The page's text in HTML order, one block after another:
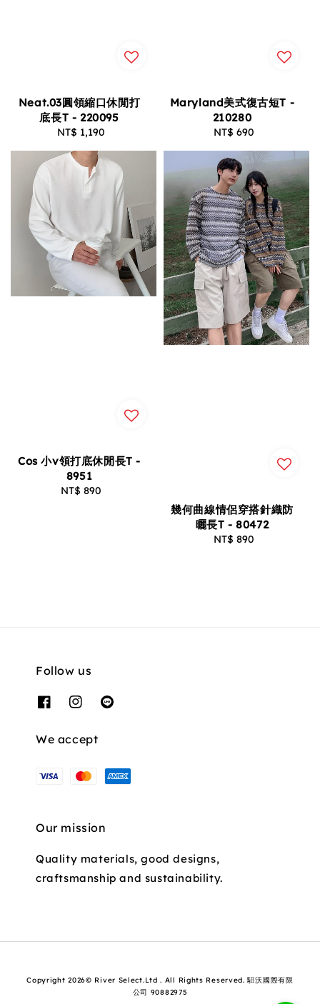
Neat.03圓領縮口休閒打
底長T - 220095
Regular
NT$ 1,190
Maryland美式復古短T -
210280
Regular
NT$ 690
Cos 小v領打底休閒長T -
8951
Regular
NT$ 890
幾何曲線情侶穿搭針織防
曬長T - 80472
Regular
NT$ 890
Follow us
We accept
Our mission
Quality materials, good designs,
craftsmanship and sustainability.
Copyright 2026© River Select.Ltd . All Rights Reserved. 馹沃國際有限
公司 90882975